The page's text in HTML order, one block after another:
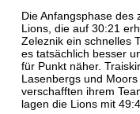
Die Anfangsphase des
Lions, die auf 30:21
Zeleznik ein schnelles
es tatsächlich besser
für Punkt näher.
Lasenbergs und
verschafften ihrem
lagen die Lions mit